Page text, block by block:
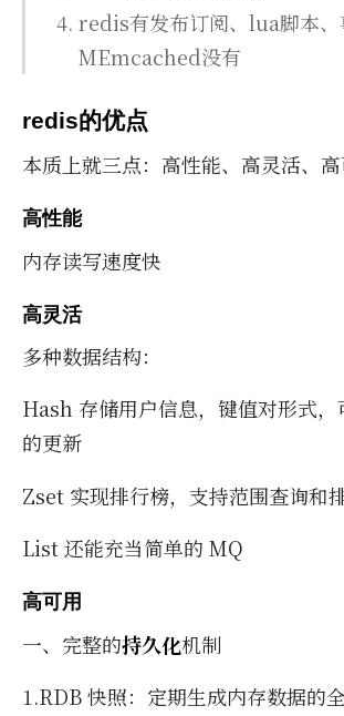
redis有发布订阅、lua脚本、
MEmcached没有
redis的优点
本质上就三点：高性能、高灵活、
高性能
内存读写速度快
高灵活
多种数据结构：
Hash 存储用户信息，键值对形式，
的更新
Zset 实现排行榜，支持范围查询和
List 还能充当简单的 MQ
高可用
一、完整的持久化机制
1.RDB 快照：定期生成内存数据的